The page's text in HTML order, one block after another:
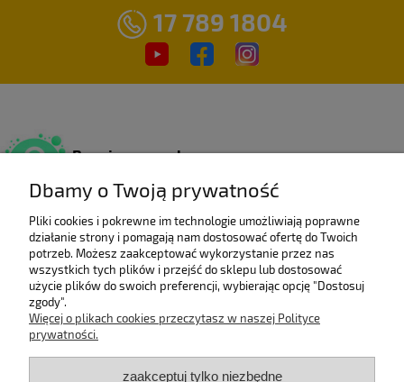
17 789 1804
Bezpieczne zakupy
Wieloletni laureat
rankingu e-Gazele Biznesu.
Wysyłka z Polski
Gwarancją szybkiej dostawy.
Dbamy o Twoją prywatność
Pliki cookies i pokrewne im technologie umożliwiają poprawne
działanie strony i pomagają nam dostosować ofertę do Twoich
potrzeb. Możesz zaakceptować wykorzystanie przez nas
wszystkich tych plików i przejść do sklepu lub dostosować
użycie plików do swoich preferencji, wybierając opcję "Dostosuj
zgody".
Więcej o plikach cookies przeczytasz w naszej Polityce
prywatności.
zaakceptuj tylko niezbędne